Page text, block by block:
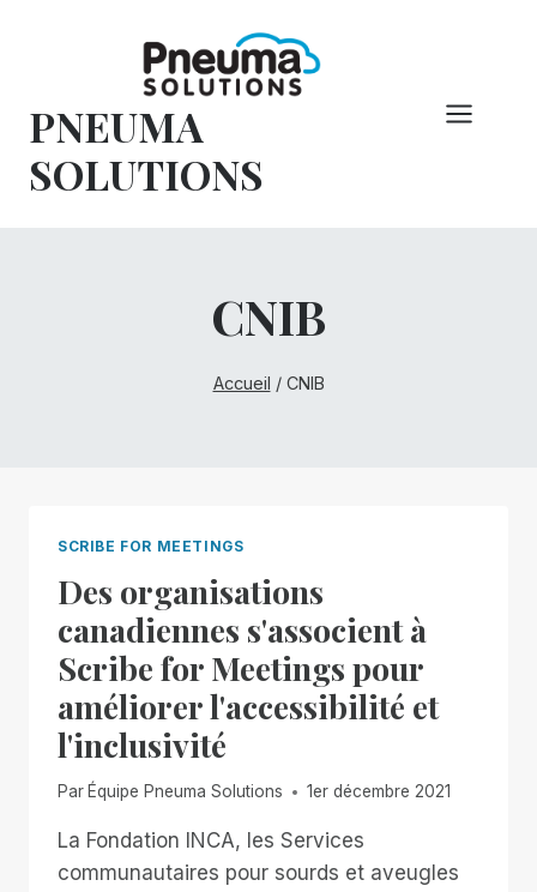
PNEUMA
SOLUTIONS
CNIB
Accueil / CNIB
SCRIBE FOR MEETINGS
Des organisations
canadiennes s'associent à
Scribe for Meetings pour
améliorer l'accessibilité et
l'inclusivité
Par Équipe Pneuma Solutions 1er décembre 2021
La Fondation INCA, les Services
communautaires pour sourds et aveugles